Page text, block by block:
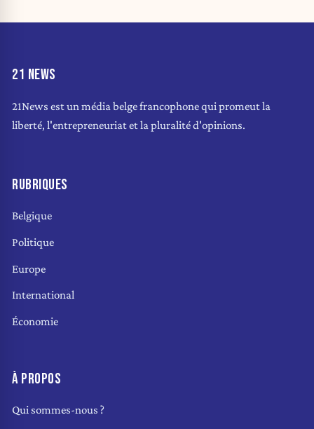
21 NEWS
21News est un média belge francophone qui promeut la
liberté, l'entrepreneuriat et la pluralité d'opinions.
RUBRIQUES
Belgique
Politique
Europe
International
Économie
À PROPOS
Qui sommes-nous ?